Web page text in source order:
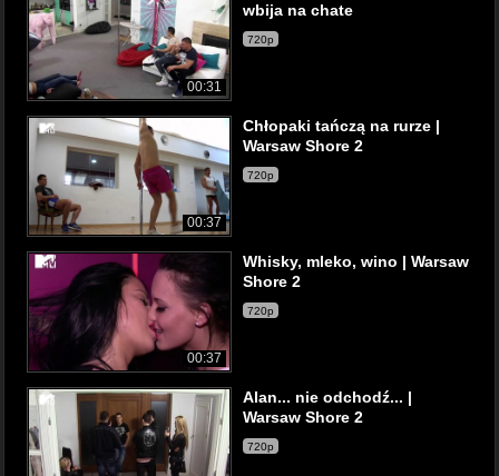
00:31
wbija na chate
720p
00:37
Chłopaki tańczą na rurze |
Warsaw Shore 2
720p
00:37
Whisky, mleko, wino | Warsaw
Shore 2
720p
Alan... nie odchodź... |
Warsaw Shore 2
720p